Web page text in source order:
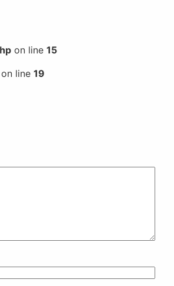
on line 15
on line 19